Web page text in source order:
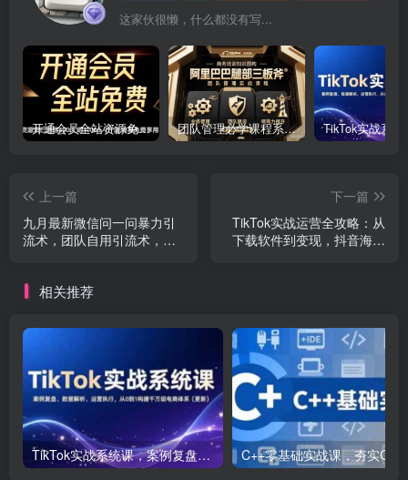
这家伙很懒，什么都没有写...
开通会员全站资源免费下载 开通VIP会员 HY资源库 团队管理必学课程系列，阿里巴巴“腿部三板斧”
上一篇
九月最新微信问一问暴力引
流术，团队自用引流术，每
下一篇
TikTok实战运营全攻略：从
下载软件到变现，抖音海外
相关推荐
TikTok实战系统课，案例复盘、数据解析、运营执行，从0到1构建千万级电商体系（更新）